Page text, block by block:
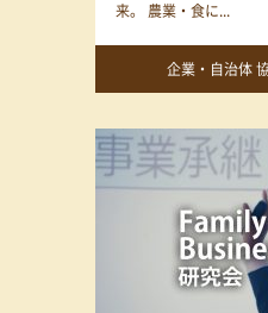
来。 農業・食に...
企業・自治体